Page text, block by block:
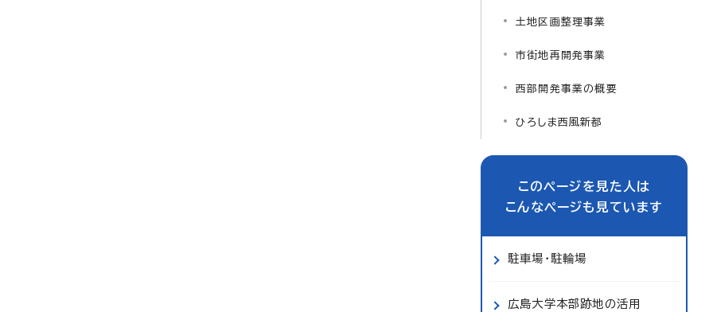
土地区画整理事業
市街地再開発事業
西部開発事業の概要
ひろしま西風新都
このページを見た人は
こんなページも見ています
駐車場・駐輪場
広島大学本部跡地の活用